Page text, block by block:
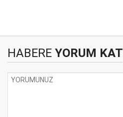
HABERE YORUM KAT